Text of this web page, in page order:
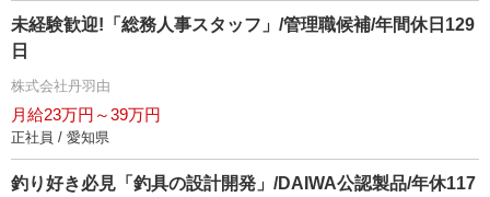
未経験歓迎!「総務人事スタッフ」/管理職候補/年間休日129
日
株式会社丹羽由
月給23万円～39万円
正社員 / 愛知県
釣り好き必見「釣具の設計開発」/DAIWA公認製品/年休117